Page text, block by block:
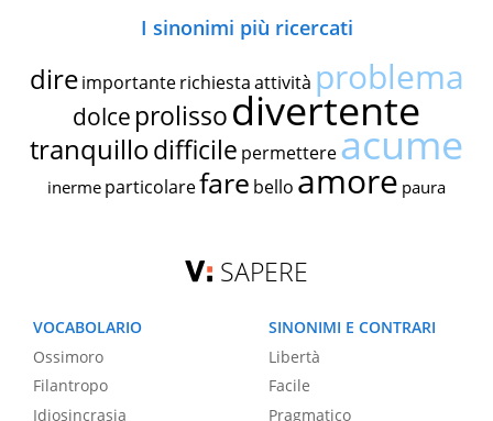
I sinonimi più ricercati
dire importante richiestaattività problema
dolce prolissodivertente
tranquillodifficile permettereacume
inerme particolarefare bello amore paura
SAPERE
VOCABOLARIO
Ossimoro
Filantropo
Idiosincrasia
SINONIMI E CONTRARI
Libertà
Facile
Pragmatico